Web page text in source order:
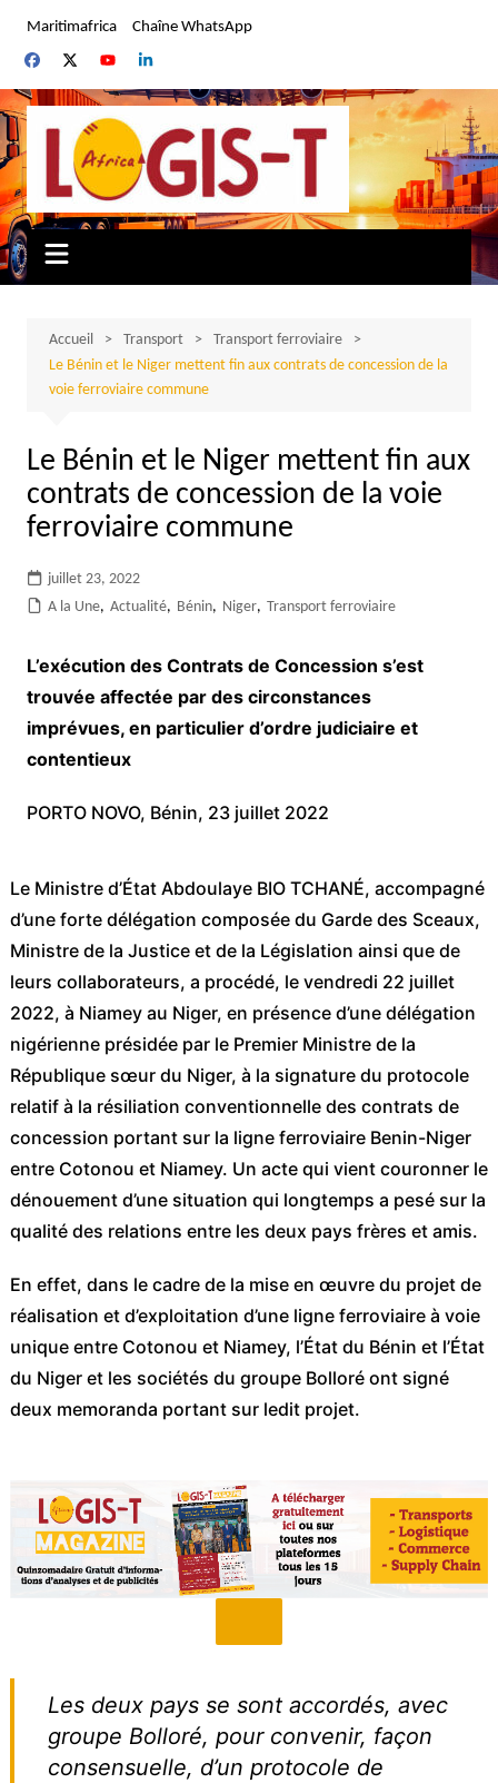
contenu
Maritimafrica Chaîne WhatsApp
Accueil Transport
Transport ferroviaire
Le Bénin et le Niger mettent fin aux contrats de concession de la
voie ferroviaire commune
Le Bénin et le Niger mettent fin aux
contrats de concession de la voie
ferroviaire commune
juillet 23, 2022
A la Une, Actualité, Bénin, Niger, Transport ferroviaire
L’exécution des Contrats de Concession s’est
trouvée affectée par des circonstances
imprévues, en particulier d’ordre judiciaire et
contentieux
PORTO NOVO, Bénin, 23 juillet 2022
Le Ministre d’État Abdoulaye BIO TCHANÉ, accompagné
d’une forte délégation composée du Garde des Sceaux,
Ministre de la Justice et de la Législation ainsi que de
leurs collaborateurs, a procédé, le vendredi 22 juillet
2022, à Niamey au Niger, en présence d’une délégation
nigérienne présidée par le Premier Ministre de la
République sœur du Niger, à la signature du protocole
relatif à la résiliation conventionnelle des contrats de
concession portant sur la ligne ferroviaire Benin-Niger
entre Cotonou et Niamey. Un acte qui vient couronner le
dénouement d’une situation qui longtemps a pesé sur la
qualité des relations entre les deux pays frères et amis.
En effet, dans le cadre de la mise en œuvre du projet de
réalisation et d’exploitation d’une ligne ferroviaire à voie
unique entre Cotonou et Niamey, l’État du Bénin et l’État
du Niger et les sociétés du groupe Bolloré ont signé
deux memoranda portant sur ledit projet.
Les deux pays se sont accordés, avec
groupe Bolloré, pour convenir, façon
consensuelle, d’un protocole de